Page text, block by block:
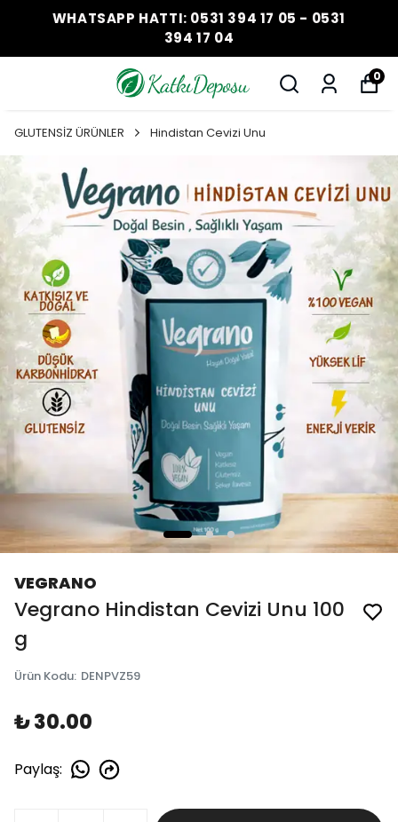
WHATSAPP HATTI: 0531 394 17 05 - 0531
394 17 04
0
GLUTENSİZ ÜRÜNLER Hindistan Cevizi Unu
VEGRANO
Vegrano Hindistan Cevizi Unu 100
g
Ürün Kodu: DENPVZ59
₺ 30.00
Paylaş: